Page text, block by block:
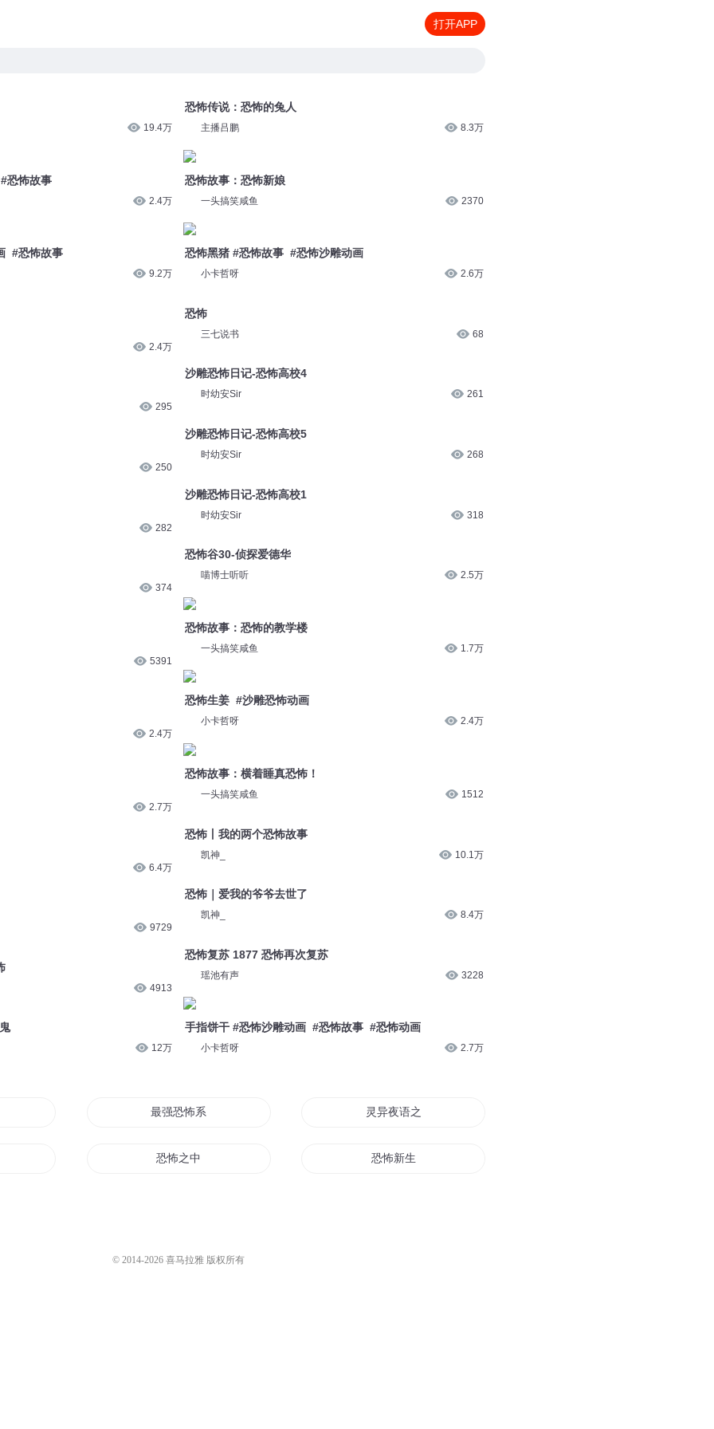
打开APP
19.4万
恐怖故事
2.4万
#恐怖故事
9.2万
2.4万
295
250
282
374
5391
2.4万
2.7万
6.4万
9729
4913
12万
恐怖传说：恐怖的兔人
主播吕鹏 8.3万
恐怖故事：恐怖新娘
一头搞笑咸鱼 2370
恐怖黑猪 #恐怖故事 #恐怖沙雕动画
小卡哲呀 2.6万
恐怖
三七说书 68
沙雕恐怖日记-恐怖高校4
时幼安Sir 261
沙雕恐怖日记-恐怖高校5
时幼安Sir 268
沙雕恐怖日记-恐怖高校1
时幼安Sir 318
恐怖谷30-侦探爱德华
喵博士听听 2.5万
恐怖故事：恐怖的教学楼
一头搞笑咸鱼 1.7万
恐怖生姜 #沙雕恐怖动画
小卡哲呀 2.4万
恐怖故事：横着睡真恐怖！
一头搞笑咸鱼 1512
恐怖丨我的两个恐怖故事
凯神_ 10.1万
恐怖｜爱我的爷爷去世了
凯神_ 8.4万
恐怖复苏 1877 恐怖再次复苏
瑶池有声 3228
手指饼干 #恐怖沙雕动画 #恐怖故事 #恐怖动画
小卡哲呀 2.7万
最强恐怖系统 灵异夜语之恐怖歌声
恐怖之中 恐怖新生
© 2014-2026 喜马拉雅 版权所有